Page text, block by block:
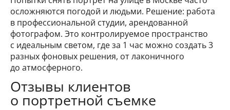
осложняются погодой и людьми. Решение: работа
в профессиональной студии, арендованной
фотографом. Это контролируемое пространство
с идеальным светом, где за 1 час можно создать 3
разных фоновых решения, от лаконичного
до атмосферного.
Отзывы клиентов
о портретной съемке